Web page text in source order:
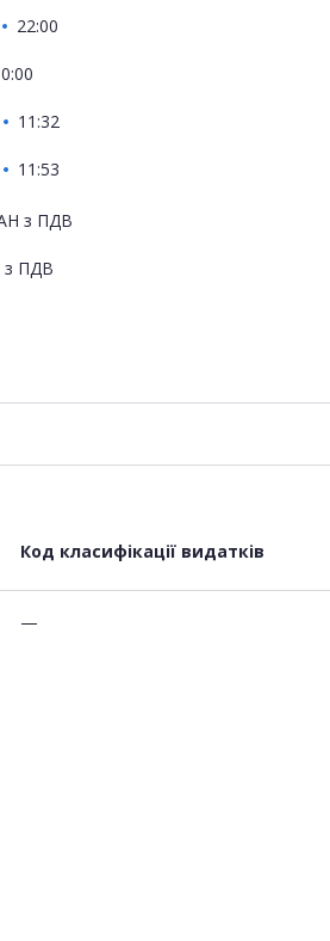
22:00
11:32
11:53
з ПДВ
з ПДВ
Код класифікації видатків
—